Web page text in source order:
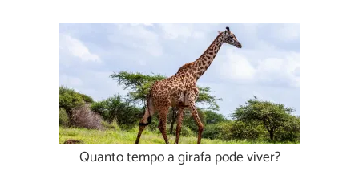
Quanto tempo a girafa pode viver?